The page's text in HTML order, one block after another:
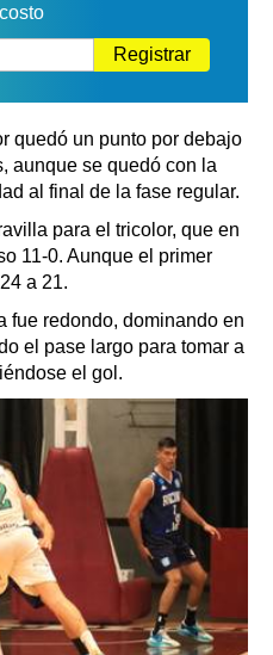
Registrar
quedó un punto por debajo
aunque se quedó con la
al final de la fase regular.
para el tricolor, que en
11-0. Aunque el primer
a 21.
fue redondo, dominando en
el pase largo para tomar a
el gol.